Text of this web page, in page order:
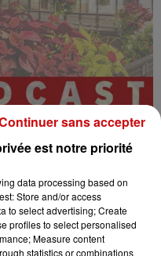
DIVERTISSEMENT
est notre priorité
data processing based on
Store and/or access
to select advertising; Create
profiles to select personalised
Measure content
statistics or combinations
sans accepter